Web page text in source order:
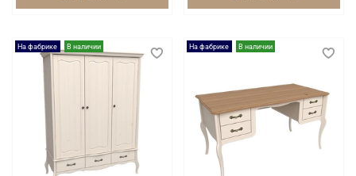
На фабрике В наличии На фабрике В наличии